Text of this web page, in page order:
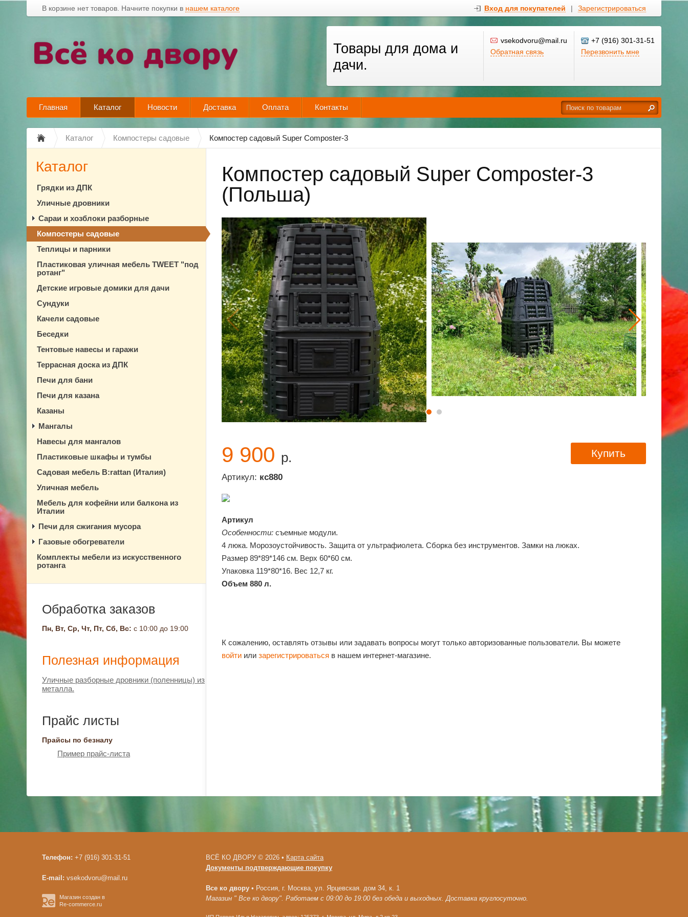
В корзине нет товаров. Начните покупки в нашем каталоге Вход для покупателей | Зарегистрироваться
Товары для дома и
дачи.
vsekodvoru@mail.ru
Обратная связь
+7 (916) 301-31-51
Перезвонить мне
Главная Каталог Новости Доставка Оплата Контакты
Каталог Компостеры садовые Компостер садовый Super Composter-3
Компостер садовый Super Composter-3
(Польша)
9 900 р.
Артикул: кс880
Купить
Артикул
Особенности: съемные модули.
4 люка. Морозоустойчивость. Защита от ультрафиолета. Сборка без инструментов. Замки на люках.
Размер 89*89*146 см. Верх 60*60 см.
Упаковка 119*80*16. Вес 12,7 кг.
Объем 880 л.
К сожалению, оставлять отзывы или задавать вопросы могут только авторизованные пользователи. Вы можете
войти или зарегистрироваться в нашем интернет-магазине.
Каталог
Грядки из ДПК
Уличные дровники
Сараи и хозблоки разборные
Компостеры садовые
Теплицы и парники
Пластиковая уличная мебель TWEET "под
ротанг"
Детские игровые домики для дачи
Сундуки
Качели садовые
Беседки
Тентовые навесы и гаражи
Террасная доска из ДПК
Печи для бани
Печи для казана
Казаны
Мангалы
Навесы для мангалов
Пластиковые шкафы и тумбы
Садовая мебель B:rattan (Италия)
Уличная мебель
Мебель для кофейни или балкона из
Италии
Печи для сжигания мусора
Газовые обогреватели
Комплекты мебели из искусственного
ротанга
Обработка заказов
Пн, Вт, Ср, Чт, Пт, Сб, Вс: с 10:00 до 19:00
Полезная информация
Уличные разборные дровники (поленницы) из
металла.
Прайс листы
Прайсы по безналу
Пример прайс-листа
Телефон: +7 (916) 301-31-51
E-mail: vsekodvoru@mail.ru
Магазин создан в
Re-commerce.ru
ВСЁ КО ДВОРУ © 2026 • Карта сайта
Документы подтверждающие покупку
Все ко двору • Россия, г. Москва, ул. Ярцевская. дом 34, к. 1
Магазин " Все ко двору". Работаем с 09:00 до 19:00 без обеда и выходных. Доставка круглосуточно.